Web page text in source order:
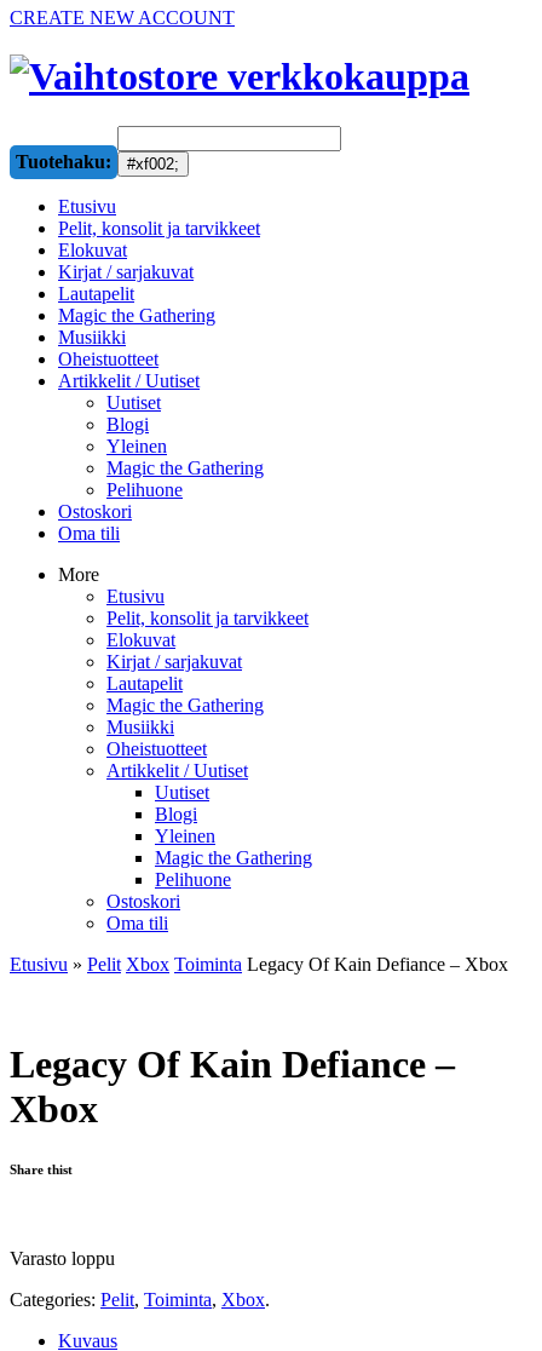
CREATE NEW ACCOUNT
Tuotehaku:
Etusivu
Pelit, konsolit ja tarvikkeet
Elokuvat
Kirjat / sarjakuvat
Lautapelit
Magic the Gathering
Musiikki
Oheistuotteet
Artikkelit / Uutiset
Uutiset
Blogi
Yleinen
Magic the Gathering
Pelihuone
Ostoskori
Oma tili
More
Etusivu
Pelit, konsolit ja tarvikkeet
Elokuvat
Kirjat / sarjakuvat
Lautapelit
Magic the Gathering
Musiikki
Oheistuotteet
Artikkelit / Uutiset
Uutiset
Blogi
Yleinen
Magic the Gathering
Pelihuone
Ostoskori
Oma tili
Etusivu » Pelit Xbox Toiminta Legacy Of Kain Defiance – Xbox
Legacy Of Kain Defiance –
Xbox
Share thist
Varasto loppu
Categories: Pelit, Toiminta, Xbox.
Kuvaus